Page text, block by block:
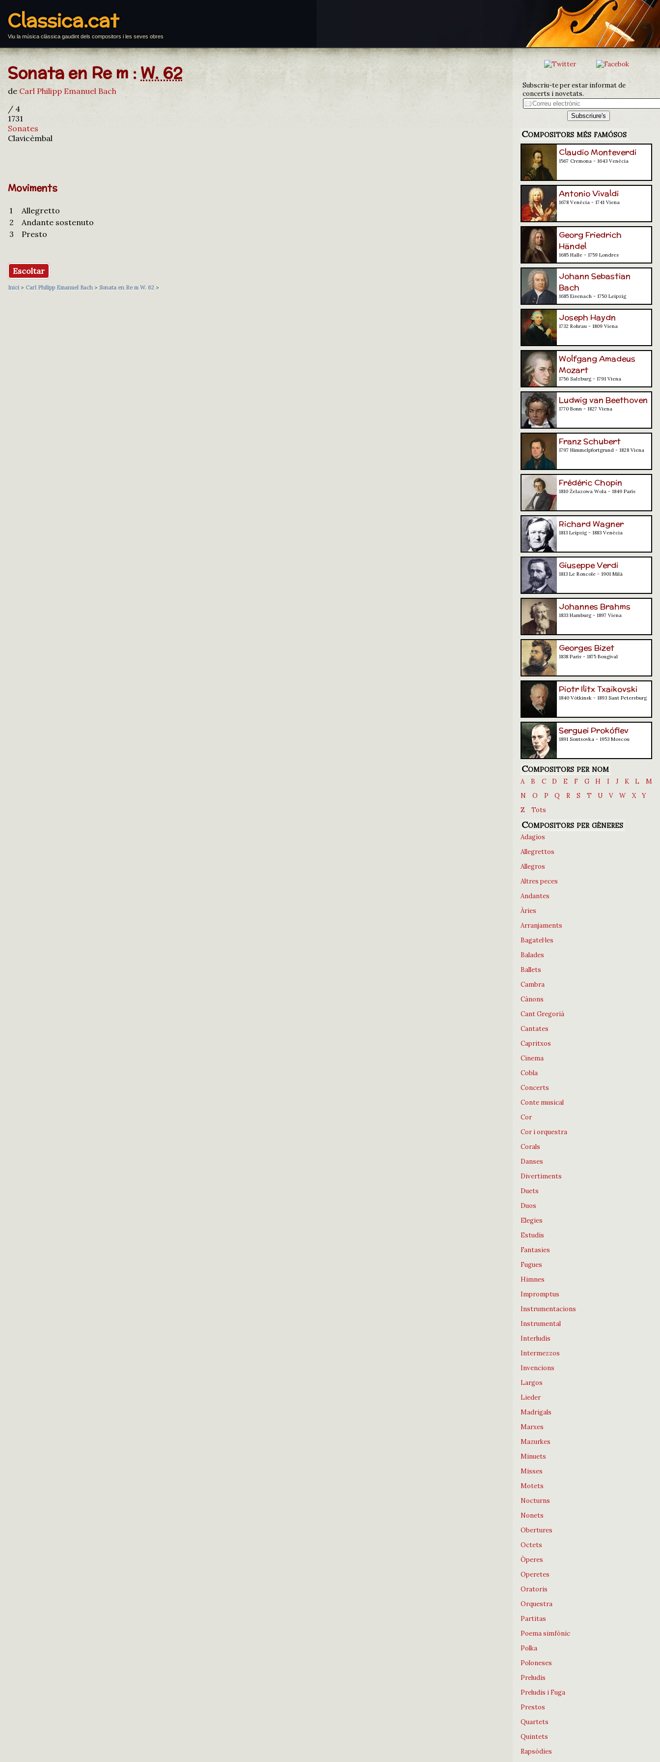
Classica.cat
Viu la música clàssica gaudint dels compositors i les seves obres
Sonata en Re m :W. 62
de Carl Philipp Emanuel Bach
/ 4
1731
Sonates
Clavicèmbal
Moviments
1
Allegretto
2
Andante sostenuto
3
Presto
Escoltar
Inici > Carl Philipp Emanuel Bach > Sonata en Re m W. 62 >
Subscriu-te per estar informat de
concerts i novetats.
Compositors més famósos
Claudio Monteverdi
1567 Cremona - 1643 Venècia
Antonio Vivaldi
1678 Venècia - 1741 Viena
Georg Friedrich
Händel
1685 Halle - 1759 Londres
Johann Sebastian
Bach
1685 Eisenach - 1750 Leipzig
Joseph Haydn
1732 Rohrau - 1809 Viena
Wolfgang Amadeus
Mozart
1756 Salzburg - 1791 Viena
Ludwig van Beethoven
1770 Bonn - 1827 Viena
Franz Schubert
1797 Himmelpfortgrund - 1828 Viena
Frédéric Chopin
1810 Żelazowa Wola - 1849 París
Richard Wagner
1813 Leipzig - 1883 Venècia
Giuseppe Verdi
1813 Le Roncole - 1901 Milà
Johannes Brahms
1833 Hamburg - 1897 Viena
Georges Bizet
1838 París - 1875 Bougival
Piotr Ilitx Txaikovski
1840 Vótkinsk - 1893 Sant Petersburg
Serguei Prokófiev
1891 Sontsovka - 1953 Moscou
Compositors per nom
A B C D E F G H I J K L
M
N
O P Q R S T U V W X
Y
Z
Tots
Compositors per gèneres
Adagios
Allegrettos
Allegros
Altres peces
Andantes
Àries
Arranjaments
Bagatel·les
Balades
Ballets
Cambra
Cànons
Cant Gregorià
Cantates
Capritxos
Cinema
Cobla
Concerts
Conte musical
Cor
Cor i orquestra
Corals
Danses
Divertiments
Duets
Duos
Elegies
Estudis
Fantasies
Fugues
Himnes
Impromptus
Instrumentacions
Instrumental
Interludis
Intermezzos
Invencions
Largos
Lieder
Madrigals
Marxes
Mazurkes
Minuets
Misses
Motets
Nocturns
Nonets
Obertures
Octets
Òperes
Operetes
Oratoris
Orquestra
Partitas
Poema simfònic
Polka
Poloneses
Preludis
Preludis i Fuga
Prestos
Quartets
Quintets
Rapsòdies